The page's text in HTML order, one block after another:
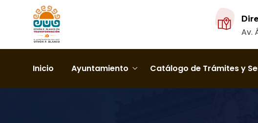
Av.
Inicio Ayuntamiento Catálogo de Trámites y